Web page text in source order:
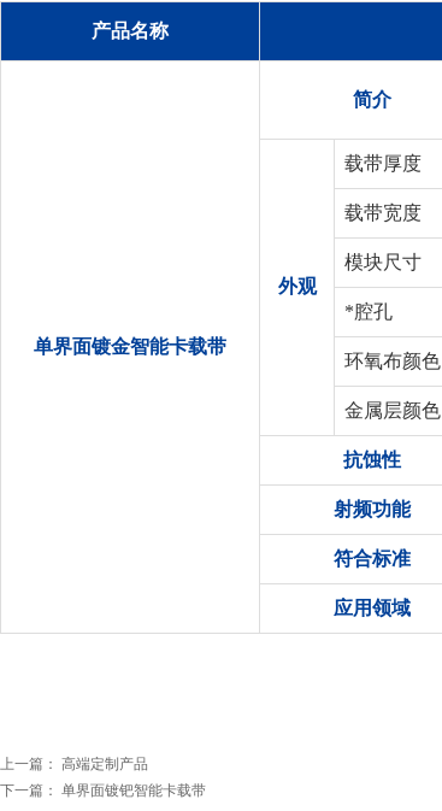
产品名称
单界面镀金智能卡载带
简介
外观
载带厚度
载带宽度
模块尺寸
*腔孔
环氧布颜色
金属层颜色
抗蚀性
射频功能
符合标准
应用领域
上一篇： 高端定制产品
下一篇： 单界面镀钯智能卡载带